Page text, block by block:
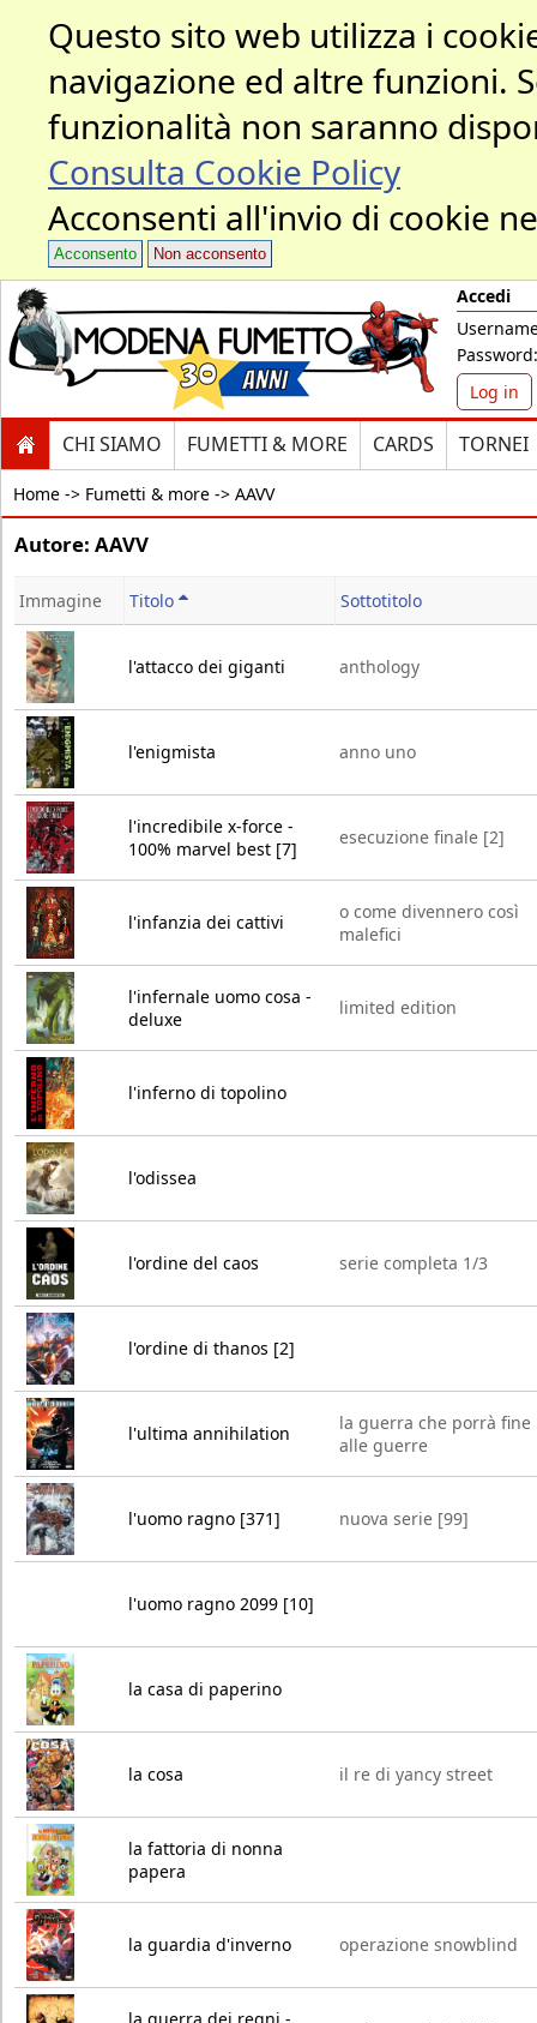
Questo sito web utilizza i
navigazione ed altre funzioni.
funzionalità non saranno
Consulta Cookie Policy
Acconsenti all'invio di cookie
Acconsento Non acconsento
Accedi
Password:
Log in
CHI SIAMO FUMETTI & MORE CARDS TORNEI
Home -> Fumetti & more -> AAVV
Autore: AAVV
Immagine Titolo Sottotitolo
l'attacco dei giganti anthology
l'enigmista anno uno
l'incredibile x-force -
100% marvel best [7]
esecuzione finale [2]
l'infanzia dei cattivi
o come divennero così
malefici
l'infernale uomo cosa -
deluxe
limited edition
l'inferno di topolino
l'odissea
l'ordine del caos serie completa 1/3
l'ordine di thanos [2]
l'ultima annihilation
la guerra che porrà fine
alle guerre
l'uomo ragno [371] nuova serie [99]
l'uomo ragno 2099 [10]
la casa di paperino
la cosa il re di yancy street
la fattoria di nonna
papera
la guardia d'inverno operazione snowblind